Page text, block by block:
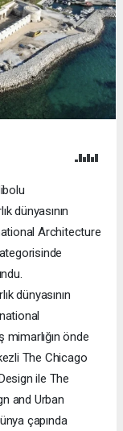
dünyasının
Architecture
dünyasının
önde
The Chicago
ile The
and Urban
çapında